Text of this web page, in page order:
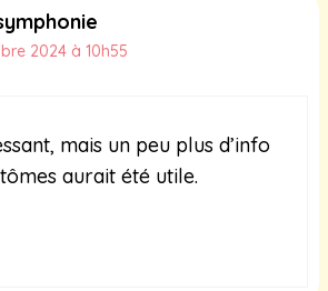
2024 à 10h55
mais un peu plus d’info
aurait été utile.